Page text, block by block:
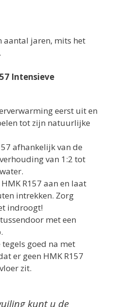
aantal jaren, mits het
Intensieve
eerst uit en
tot zijn natuurlijke
afhankelijk van de
van 1:2 tot
R157 aan en laat
intrekken. Zorg
indroogt!
met een
goed na met
er geen HMK R157
zit.
kunt u de